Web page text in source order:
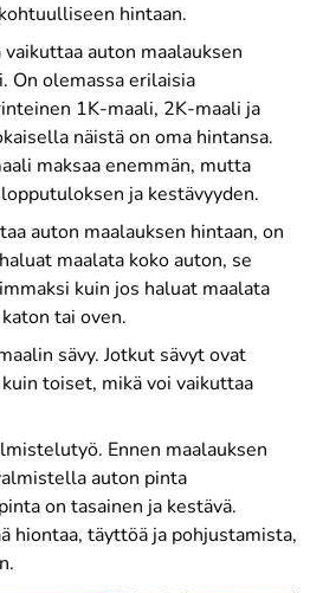
hintaan.
auton maalauksen
On olemassa erilaisia
1K-maali, 2K-maali ja
näistä on oma hintansa.
maksaa enemmän, mutta
ja kestävyyden.
auton maalauksen hintaan, on
maalata koko auton, se
kuin jos haluat maalata
tai oven.
sävy. Jotkut sävyt ovat
toiset, mikä voi vaikuttaa
Ennen maalauksen
auton pinta
on tasainen ja kestävä.
hiontaa, täyttöä ja pohjustamista,